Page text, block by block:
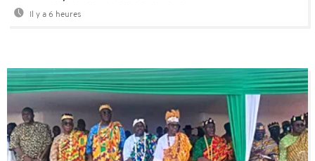
Il y a 6 heures